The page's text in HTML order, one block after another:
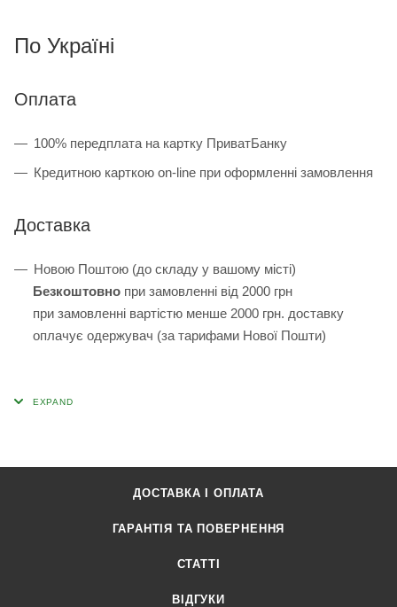
По Україні
Оплата
100% передплата на картку ПриватБанку
Кредитною карткою on-line при оформленні замовлення
Доставка
Новою Поштою (до складу у вашому місті)
Безкоштовно при замовленні від 2000 грн
при замовленні вартістю менше 2000 грн. доставку
оплачує одержувач (за тарифами Нової Пошти)
ДОСТАВКА І ОПЛАТА
ГАРАНТІЯ ТА ПОВЕРНЕННЯ
СТАТТІ
ВІДГУКИ